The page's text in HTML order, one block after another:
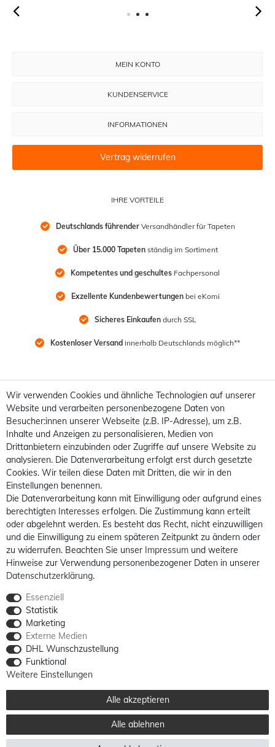
IHRE VORTEILE
Deutschlands führender Versandhändler für Tapeten
Über 15.000 Tapeten ständig im Sortiment
Kompetentes und geschultes Fachpersonal
Exzellente Kundenbewertungen bei eKomi
Sicheres Einkaufen durch SSL
Kostenloser Versand innerhalb Deutschlands möglich**
MEIN KONTO
KUNDENSERVICE
INFORMATIONEN
Vertrag widerrufen
Wir verwenden Cookies und ähnliche Technologien auf unserer
Website und verarbeiten personenbezogene Daten von
Besucher:innen unserer Webseite (z.B. IP-Adresse), um z.B.
Inhalte und Anzeigen zu personalisieren, Medien von
Drittanbietern einzubinden oder Zugriffe auf unsere Website zu
analysieren. Die Datenverarbeitung erfolgt erst durch gesetzte
Cookies. Wir teilen diese Daten mit Dritten, die wir in den
Einstellungen benennen.
Die Datenverarbeitung kann mit Einwilligung oder aufgrund eines
berechtigten Interesses erfolgen. Die Zustimmung kann erteilt
oder abgelehnt werden. Es besteht das Recht, nicht einzuwilligen
und die Einwilligung zu einem späteren Zeitpunkt zu ändern oder
zu widerrufen. Beachten Sie unser Impressum und weitere
Hinweise zur Verwendung personenbezogener Daten in unserer
Daten­schutz­erklärung.
Essenziell
Statistik
Marketing
Externe Medien
DHL Wunschzustellung
Funktional
Weitere Einstellungen
Alle akzeptieren
Alle ablehnen